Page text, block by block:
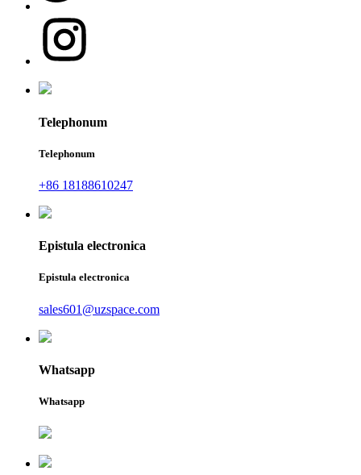
Telephonum
Telephonum
+86 18188610247
Epistula electronica
Epistula electronica
sales601@uzspace.com
Whatsapp
Whatsapp